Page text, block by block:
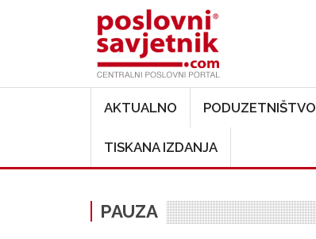
AKTUALNO PODUZETNIŠTVO
TISKANA IZDANJA
PAUZA